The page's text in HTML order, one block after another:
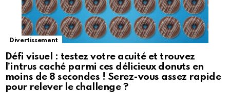
Divertissement
Défi visuel : testez votre acuité et trouvez
l’intrus caché parmi ces délicieux donuts en
moins de 8 secondes ! Serez-vous assez rapide
pour relever le challenge ?